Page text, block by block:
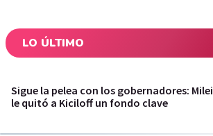
LO ÚLTIMO
Sigue la pelea con los gobernadores: Milei
le quitó a Kiciloff un fondo clave